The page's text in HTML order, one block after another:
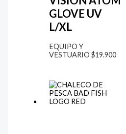
GLOVE UV
L/XL
EQUIPO Y
VESTUARIO $19.900